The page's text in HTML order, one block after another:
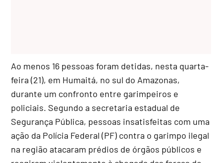
Ao menos 16 pessoas foram detidas, nesta quarta-
feira (21), em Humaitá, no sul do Amazonas,
durante um confronto entre garimpeiros e
policiais. Segundo a secretaria estadual de
Segurança Pública, pessoas insatisfeitas com uma
ação da Polícia Federal (PF) contra o garimpo ilegal
na região atacaram prédios de órgãos públicos e